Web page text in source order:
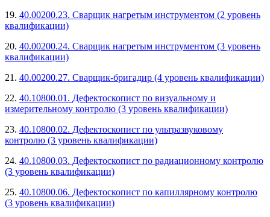
19. 40.00200.23. Сварщик нагретым инструментом (2 уровень
квалификации)
20. 40.00200.24. Сварщик нагретым инструментом (3 уровень
квалификации)
21. 40.00200.27. Сварщик-бригадир (4 уровень квалификации)
22. 40.10800.01. Дефектоскопист по визуальному и
измерительному контролю (3 уровень квалификации)
23. 40.10800.02. Дефектоскопист по ультразвуковому
контролю (3 уровень квалификации)
24. 40.10800.03. Дефектоскопист по радиационному контролю
(3 уровень квалификации)
25. 40.10800.06. Дефектоскопист по капиллярному контролю
(3 уровень квалификации)